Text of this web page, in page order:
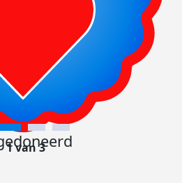
1 van 3